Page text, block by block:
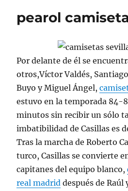
pearol
Por delante de él se
otros,Víctor Valdés,
Buyo y Miguel Ángel,
estuvo en la temporada 84-
minutos sin recibir un sólo
imbatibilidad de Casillas es
Tras la marcha de Roberto
turco, Casillas se convierte
capitanes del equipo blanco,
real madrid después de